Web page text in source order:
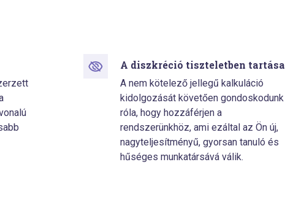
A diszkréció tiszteletben tartása
A nem kötelező jellegű kalkuláció
kidolgozását követően gondoskodunk
róla, hogy hozzáférjen a
rendszerünkhöz, ami ezáltal az Ön új,
nagyteljesítményű, gyorsan tanuló és
hűséges munkatársává válik.